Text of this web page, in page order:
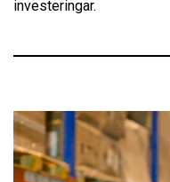
investeringar.